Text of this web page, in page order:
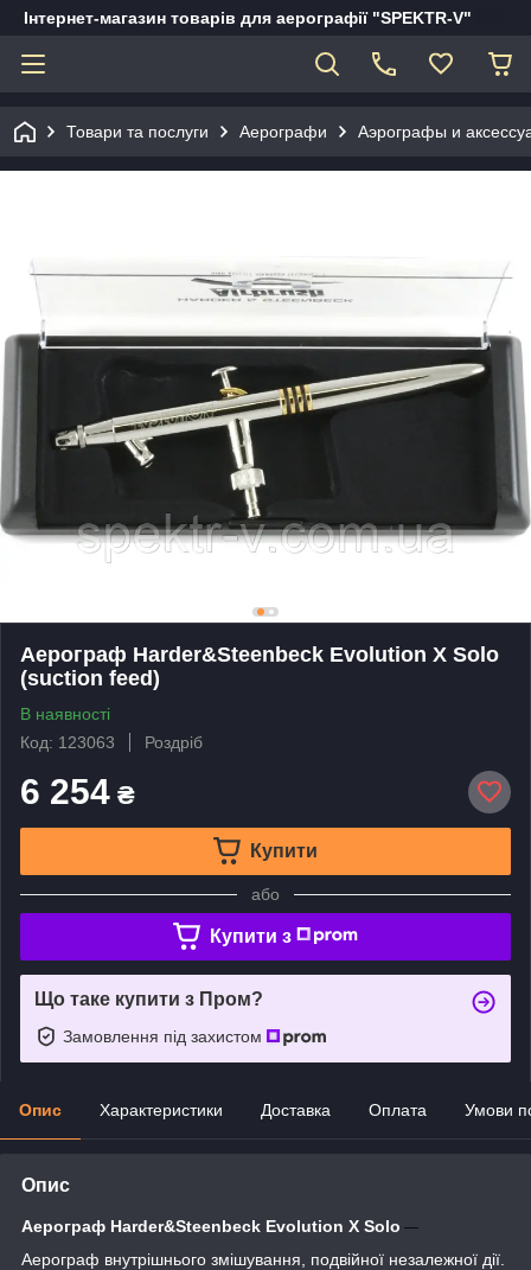
Інтернет-магазин товарів для аерографії "SPEKTR-V"
Товари та послуги Аерографи Аэрографы и
Аерограф Harder&Steenbeck Evolution X Solo
(suction feed)
В наявності
Код: 123063
Роздріб
6 254 ₴
Купити
або
Купити з
Що таке купити з Пром?
Замовлення під захистом
Опис Характеристики Доставка Оплата Умови
Опис
Аерограф Harder&Steenbeck Evolution X Solo ―
Аерограф внутрішнього змішування, подвійної незалежної дії.